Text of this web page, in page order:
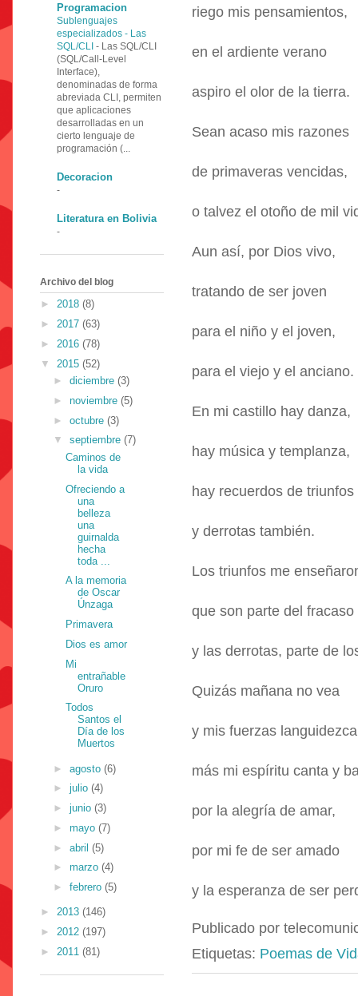
riego mis pensamientos,
en el ardiente verano
aspiro el olor de la tierra.
Sean acaso mis razones
de primaveras vencidas,
o talvez el otoño de mil
Aun así, por Dios vivo,
tratando de ser joven
para el niño y el joven,
para el viejo y el anciano.
En mi castillo hay danza,
hay música y templanza,
hay recuerdos de triunfos
y derrotas también.
Los triunfos me
que son parte del fracaso
y las derrotas, parte de
Quizás mañana no vea
y mis fuerzas
más mi espíritu canta y
por la alegría de amar,
por mi fe de ser amado
y la esperanza de ser
Publicado por
Etiquetas: Poemas de
Programacion
Sublenguajes
especializados - Las
SQL/CLI - Las SQL/CLI
(SQL/Call-Level
Interface),
denominadas de forma
abreviada CLI, permiten
que aplicaciones
desarrolladas en un
cierto lenguaje de
programación (...
Decoracion
-
Literatura en Bolivia
-
Archivo del blog
► 2018 (8)
► 2017 (63)
► 2016 (78)
▼ 2015 (52)
► diciembre (3)
► noviembre (5)
► octubre (3)
▼ septiembre (7)
Caminos de
la vida
Ofreciendo a
una
belleza
una
guirnalda
hecha
toda ...
A la memoria
de Oscar
Únzaga
Primavera
Dios es amor
Mi
entrañable
Oruro
Todos
Santos el
Día de los
Muertos
► agosto (6)
► julio (4)
► junio (3)
► mayo (7)
► abril (5)
► marzo (4)
► febrero (5)
► 2013 (146)
► 2012 (197)
► 2011 (81)